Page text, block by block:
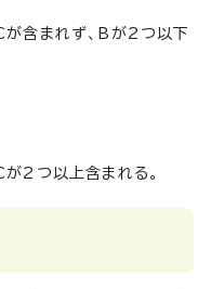
が含まれず、Bが2つ以下
が2つ以上含まれる。